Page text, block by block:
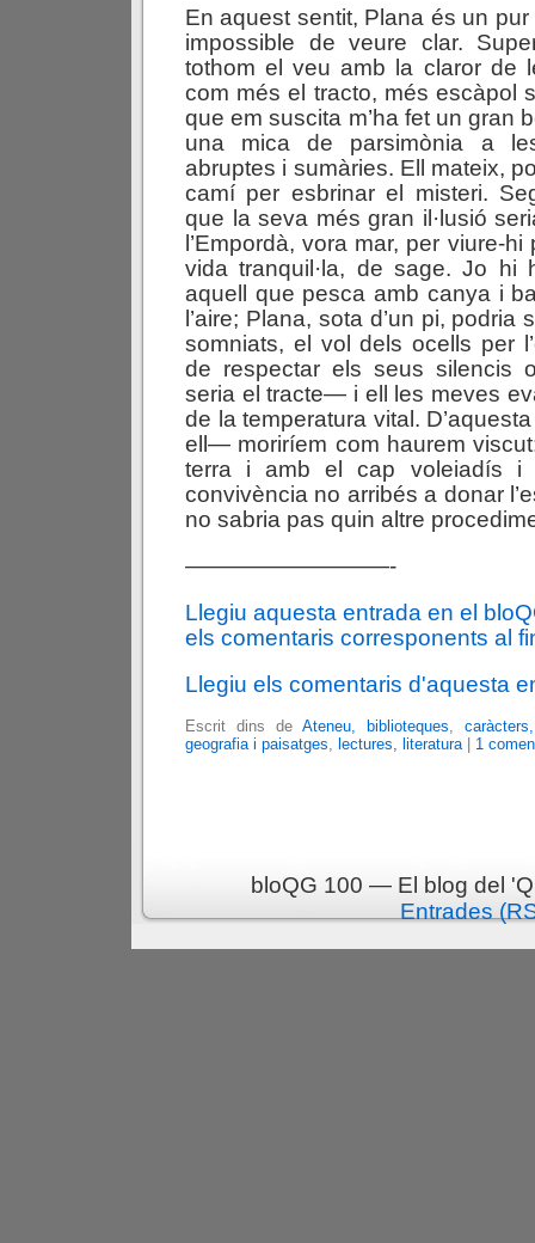
En aquest sentit, Plana és un
impossible de veure clar.
tothom el veu amb la claror de
com més el tracto, més escàpol
que em suscita m’ha fet un gran
una mica de parsimònia a
abruptes i sumàries. Ell mateix,
camí per esbrinar el misteri.
que la seva més gran il·lusió
l’Empordà, vora mar, per viure-
vida tranquil·la, de sage. Jo hi
aquell que pesca amb canya i
l’aire; Plana, sota d’un pi, podria
somniats, el vol dels ocells per
de respectar els seus silencis
seria el tracte— i ell les meves
de la temperatura vital.
ell— moriríem com haurem
terra i amb el cap voleiadís i
convivència no arribés a donar
no sabria pas quin altre
—————————-
Llegiu aquesta entrada en el
els comentaris corresponents al
Llegiu els comentaris d'aquesta
Escrit dins de Ateneu, biblioteques,
geografia i paisatges, lectures, literatura| 1
bloQG 100 — El blog del
Entrades